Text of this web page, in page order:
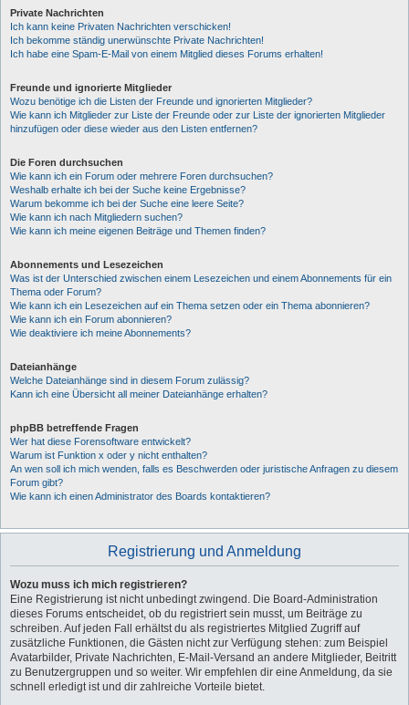
Private Nachrichten
Ich kann keine Privaten Nachrichten verschicken!
Ich bekomme ständig unerwünschte Private Nachrichten!
Ich habe eine Spam-E-Mail von einem Mitglied dieses Forums erhalten!
Freunde und ignorierte Mitglieder
Wozu benötige ich die Listen der Freunde und ignorierten Mitglieder?
Wie kann ich Mitglieder zur Liste der Freunde oder zur Liste der ignorierten Mitglieder
hinzufügen oder diese wieder aus den Listen entfernen?
Die Foren durchsuchen
Wie kann ich ein Forum oder mehrere Foren durchsuchen?
Weshalb erhalte ich bei der Suche keine Ergebnisse?
Warum bekomme ich bei der Suche eine leere Seite?
Wie kann ich nach Mitgliedern suchen?
Wie kann ich meine eigenen Beiträge und Themen finden?
Abonnements und Lesezeichen
Was ist der Unterschied zwischen einem Lesezeichen und einem Abonnements für ein
Thema oder Forum?
Wie kann ich ein Lesezeichen auf ein Thema setzen oder ein Thema abonnieren?
Wie kann ich ein Forum abonnieren?
Wie deaktiviere ich meine Abonnements?
Dateianhänge
Welche Dateianhänge sind in diesem Forum zulässig?
Kann ich eine Übersicht all meiner Dateianhänge erhalten?
phpBB betreffende Fragen
Wer hat diese Forensoftware entwickelt?
Warum ist Funktion x oder y nicht enthalten?
An wen soll ich mich wenden, falls es Beschwerden oder juristische Anfragen zu diesem
Forum gibt?
Wie kann ich einen Administrator des Boards kontaktieren?
Registrierung und Anmeldung
Wozu muss ich mich registrieren?
Eine Registrierung ist nicht unbedingt zwingend. Die Board-Administration
dieses Forums entscheidet, ob du registriert sein musst, um Beiträge zu
schreiben. Auf jeden Fall erhältst du als registriertes Mitglied Zugriff auf
zusätzliche Funktionen, die Gästen nicht zur Verfügung stehen: zum Beispiel
Avatarbilder, Private Nachrichten, E-Mail-Versand an andere Mitglieder, Beitritt
zu Benutzergruppen und so weiter. Wir empfehlen dir eine Anmeldung, da sie
schnell erledigt ist und dir zahlreiche Vorteile bietet.